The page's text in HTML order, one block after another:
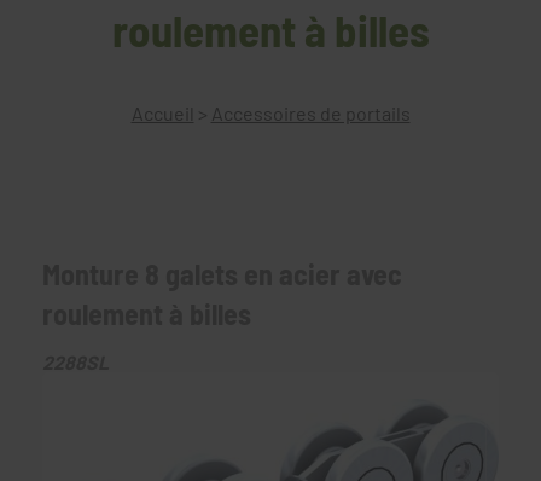
roulement à billes
Accueil > Accessoires de portails